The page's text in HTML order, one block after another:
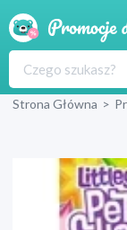
Strona Główna >